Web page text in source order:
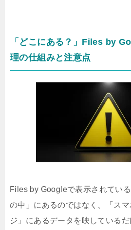
「どこにある？」Files by
理の仕組みと注意点
Files by Googleで表示されてい
の中」にあるのではなく、「ス
ジ」にあるデータを映しているだ